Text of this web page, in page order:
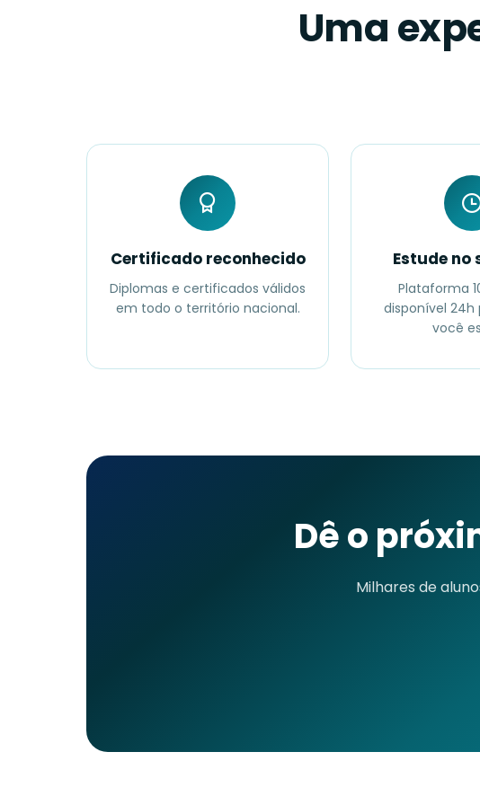
Uma
Certificado reconhecido
Diplomas e certificados válidos
em todo o território nacional.
Estude no
Plataforma
disponível 24h
você
Dê o
Milhares de